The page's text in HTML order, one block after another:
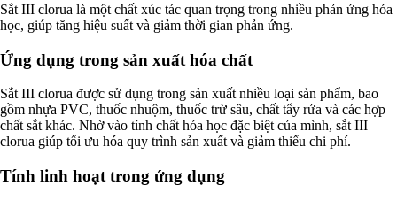
Sắt III clorua là một chất xúc tác quan trọng trong nhiều phản ứng hóa
học, giúp tăng hiệu suất và giảm thời gian phản ứng.
Ứng dụng trong sản xuất hóa chất
Sắt III clorua được sử dụng trong sản xuất nhiều loại sản phẩm, bao
gồm nhựa PVC, thuốc nhuộm, thuốc trừ sâu, chất tẩy rửa và các hợp
chất sắt khác. Nhờ vào tính chất hóa học đặc biệt của mình, sắt III
clorua giúp tối ưu hóa quy trình sản xuất và giảm thiểu chi phí.
Tính linh hoạt trong ứng dụng